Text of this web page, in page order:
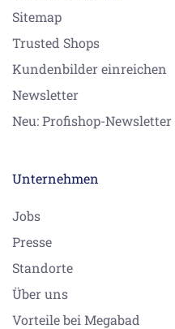
Sitemap
Trusted Shops
Kundenbilder einreichen
Newsletter
Neu: Profishop-Newsletter
Unternehmen
Jobs
Presse
Standorte
Über uns
Vorteile bei Megabad